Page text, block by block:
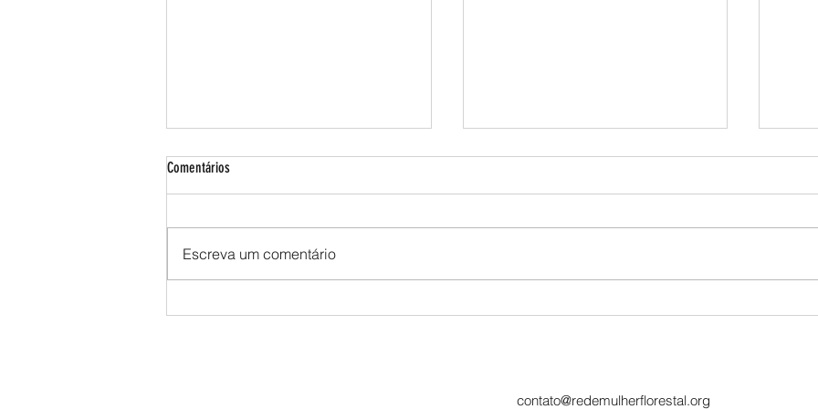
Comentários
Escreva um comentário
contato@redemulherflorestal.org